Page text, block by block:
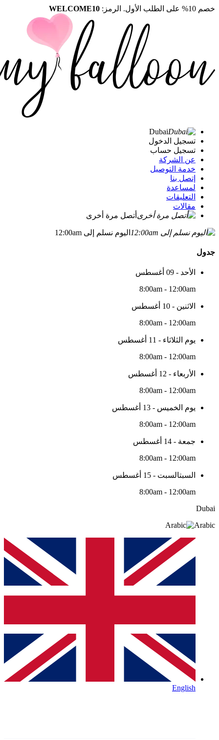
خصم 10% على الطلب الأول. الرمز: WELCOME10
Dubai
تسجيل الدخول
تسجيل حساب
عن الشركة
خدمة التوصيل
إتصل بنا
لمساعدة
التعليقات
مقالات
أتصل مرة أخرى
اليوم نسلم إلى 12:00am
جدول
الأحد - 09 أغسطس
8:00am - 12:00am
الاثنين - 10 أغسطس
8:00am - 12:00am
يوم الثلاثاء - 11 أغسطس
8:00am - 12:00am
الأربعاء - 12 أغسطس
8:00am - 12:00am
يوم الخميس - 13 أغسطس
8:00am - 12:00am
جمعة - 14 أغسطس
8:00am - 12:00am
السبتالسبت - 15 أغسطس
8:00am - 12:00am
Dubai
Arabic
English